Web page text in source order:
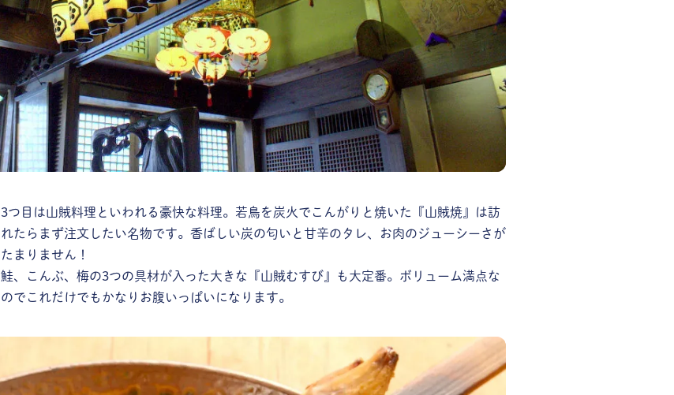
3つ目は山賊料理といわれる豪快な料理。若鳥を炭火でこんがりと焼いた『山賊焼』は訪
れたらまず注文したい名物です。香ばしい炭の匂いと甘辛のタレ、お肉のジューシーさが
たまりません！
鮭、こんぶ、梅の3つの具材が入った大きな『山賊むすび』も大定番。ボリューム満点な
のでこれだけでもかなりお腹いっぱいになります。